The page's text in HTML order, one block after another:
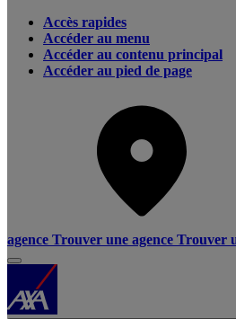
Accès rapides
Accéder au menu
Accéder au contenu principal
Accéder au pied de page
agence Trouver une agence Trouver